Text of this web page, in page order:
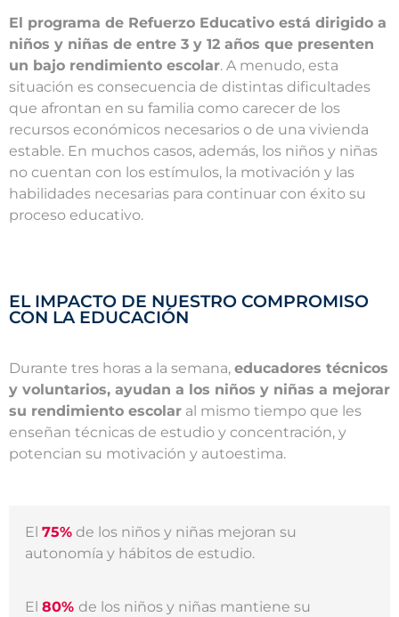
El programa de Refuerzo Educativo está dirigido a
niños y niñas de entre 3 y 12 años que presenten
un bajo rendimiento escolar. A menudo, esta
situación es consecuencia de distintas dificultades
que afrontan en su familia como carecer de los
recursos económicos necesarios o de una vivienda
estable. En muchos casos, además, los niños y niñas
no cuentan con los estímulos, la motivación y las
habilidades necesarias para continuar con éxito su
proceso educativo.
EL IMPACTO DE NUESTRO COMPROMISO
CON LA EDUCACIÓN
Durante tres horas a la semana, educadores técnicos
y voluntarios, ayudan a los niños y niñas a mejorar
su rendimiento escolar al mismo tiempo que les
enseñan técnicas de estudio y concentración, y
potencian su motivación y autoestima.
El 75% de los niños y niñas mejoran su
autonomía y hábitos de estudio.
El 80% de los niños y niñas mantiene su